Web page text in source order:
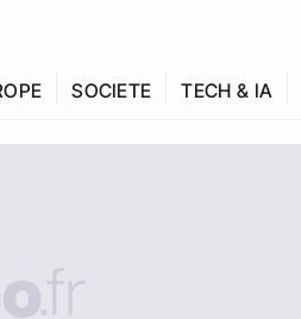
SOCIETE TECH & IA